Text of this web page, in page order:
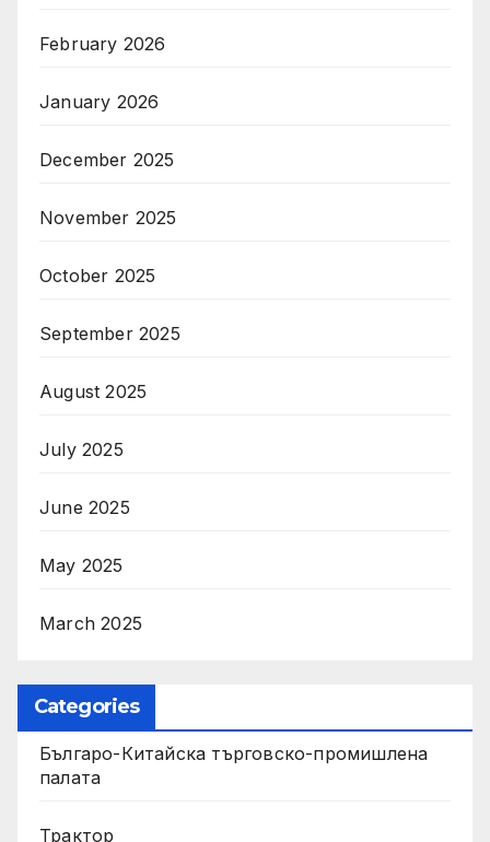
February 2026
January 2026
December 2025
November 2025
October 2025
September 2025
August 2025
July 2025
June 2025
May 2025
March 2025
Categories
Българо-Китайска търговско-промишлена
палата
Трактор